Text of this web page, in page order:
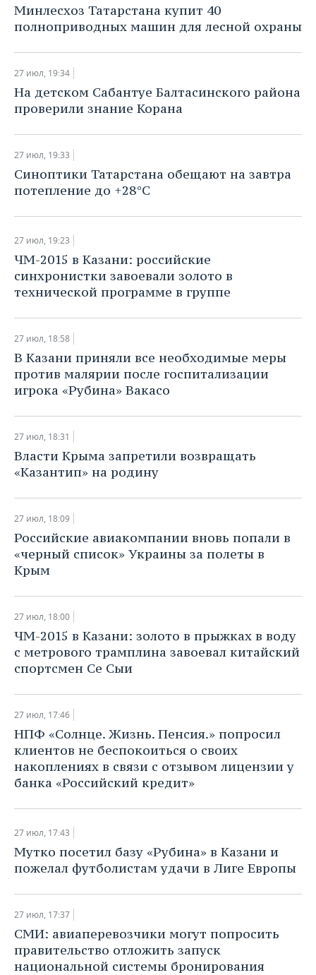
Минлесхоз Татарстана купит 40
полноприводных машин для лесной охраны
27 июл, 19:34
​На детском Сабантуе Балтасинского района
проверили знание Корана
27 июл, 19:33
Синоптики Татарстана обещают на завтра
потепление до +28°С
27 июл, 19:23
ЧМ-2015 в Казани: российские
синхронистки завоевали золото в
технической программе в группе
27 июл, 18:58
В Казани приняли все необходимые меры
против малярии после госпитализации
игрока «Рубина» Вакасо
27 июл, 18:31
Власти Крыма запретили возвращать
«Казантип» на родину
27 июл, 18:09
​Российские авиакомпании вновь попали в
«черный список» Украины за полеты в
Крым
27 июл, 18:00
ЧМ-2015 в Казани: золото в прыжках в воду
с метрового трамплина завоевал китайский
спортсмен Се Сыи
27 июл, 17:46
​НПФ «Солнце. Жизнь. Пенсия.» попросил
клиентов не беспокоиться о своих
накоплениях в связи с отзывом лицензии у
банка «Российский кредит»
27 июл, 17:43
Мутко посетил базу «Рубина» в Казани и
пожелал футболистам удачи в Лиге Европы
27 июл, 17:37
​СМИ: авиаперевозчики могут попросить
правительство отложить запуск
национальной системы бронирования